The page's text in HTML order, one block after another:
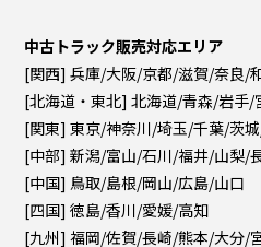
中古トラック販売対応エリア
[関西] 兵庫/大阪/京都/滋賀/奈良/
[北海道・東北] 北海道/青森/岩手
[関東] 東京/神奈川/埼玉/千葉/茨
[中部] 新潟/富山/石川/福井/山梨/
[中国] 鳥取/島根/岡山/広島/山口
[四国] 徳島/香川/愛媛/高知
[九州] 福岡/佐賀/長崎/熊本/大分/